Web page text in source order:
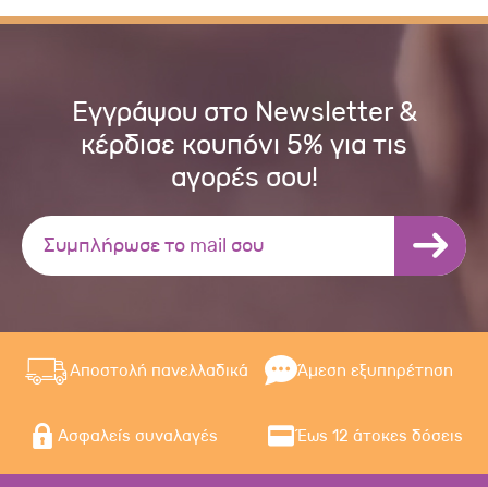
Εγγράψου στο Newsletter &
κέρδισε κουπόνι 5% για τις
αγορές σου!
Αποστολή πανελλαδικά Άμεση εξυπηρέτηση
Ασφαλείς συναλαγές Έως 12 άτοκες δόσεις